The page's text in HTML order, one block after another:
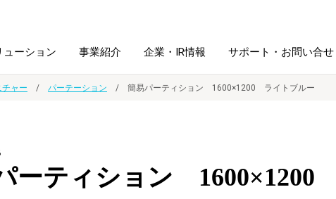
・紙製品
ファイル・
ホルダー用品
ューション
学校ソリューション
事業紹介 企業・IR情報
沿革
サポート・お問い合せ
ャー パーテーション 簡易パーティション 1600×1200 ライトブルー
ーティション 1600×1200